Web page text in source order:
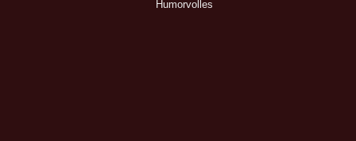
Humorvolles